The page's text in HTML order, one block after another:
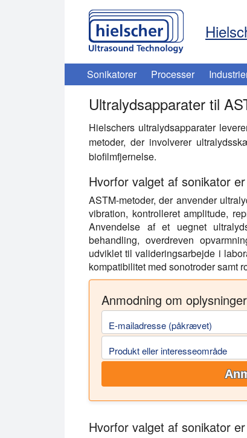
Sonikatorer Processer
Ultralydsapparater til
Hielschers ultralydsapparater
metoder, der involverer
biofilmfjernelse.
Hvorfor valget af sonikator
ASTM-metoder, der anvender
vibration, kontrolleret amplitude,
Anvendelse af et uegnet
behandling, overdreven
udviklet til valideringsarbejde i
kompatibilitet med sonotroder samt
Anmodning om oplysninger
E-mailadresse (påkrævet)
Produkt eller interesseområde
Hvorfor valget af sonikator